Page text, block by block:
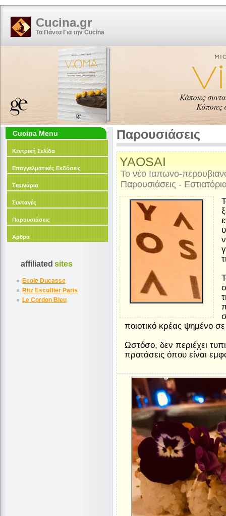
Cucina.gr
Τα Πάντα Για την Cucina
Cucina Menu
Κεντρική Σελίδα
Επαγγελματικές Εκδόσεις
Σεμινάρια
Συνταγές
Παρουσιάσεις
Αρθρα
affiliated sites
Ecole Ducasse
Ritz Escoffier Paris
Le Cordon Bleu
Παρουσιάσεις
YAOSAI
Το νέο Ιαπωνο-
Παρουσιάσεις -
ποιοτικό κρέας ψημένο
Ωστόσο, δεν περιέχει
προτάσεις όπου είναι